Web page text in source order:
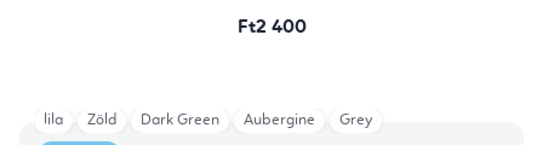
Ft2 400
lila Zöld Dark Green Aubergine Grey